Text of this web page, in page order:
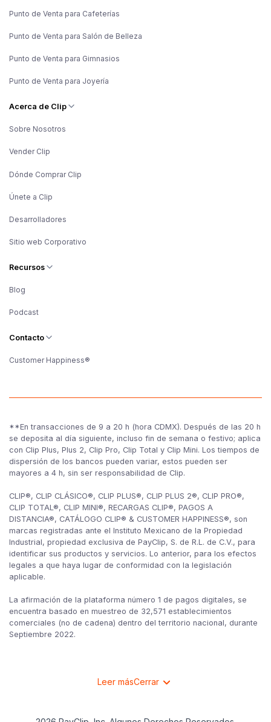
Punto de Venta para Cafeterías
Punto de Venta para Salón de Belleza
Punto de Venta para Gimnasios
Punto de Venta para Joyería
Acerca de Clip
Sobre Nosotros
Vender Clip
Dónde Comprar Clip
Únete a Clip
Desarrolladores
Sitio web Corporativo
Recursos
Blog
Podcast
Contacto
Customer Happiness®
**En transacciones de 9 a 20 h (hora CDMX). Después de las 20 h
se deposita al día siguiente, incluso fin de semana o festivo; aplica
con Clip Plus, Plus 2, Clip Pro, Clip Total y Clip Mini. Los tiempos de
dispersión de los bancos pueden variar, estos pueden ser
mayores a 4 h, sin ser responsabilidad de Clip.
CLIP®, CLIP CLÁSICO®, CLIP PLUS®, CLIP PLUS 2®, CLIP PRO®,
CLIP TOTAL®, CLIP MINI®, RECARGAS CLIP®, PAGOS A
DISTANCIA®, CATÁLOGO CLIP® & CUSTOMER HAPPINESS®, son
marcas registradas ante el Instituto Mexicano de la Propiedad
Industrial, propiedad exclusiva de PayClip, S. de R.L. de C.V., para
identificar sus productos y servicios. Lo anterior, para los efectos
legales a que haya lugar de conformidad con la legislación
aplicable.
La afirmación de la plataforma número 1 de pagos digitales, se
encuentra basado en muestreo de 32,571 establecimientos
comerciales (no de cadena) dentro del territorio nacional, durante
Septiembre 2022.
Leer másCerrar